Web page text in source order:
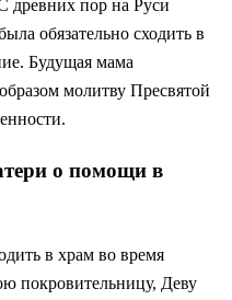
древних пор на Руси
обязательно сходить в
Будущая мама
молитву Пресвятой
о помощи в
в храм во время
покровительницу, Деву